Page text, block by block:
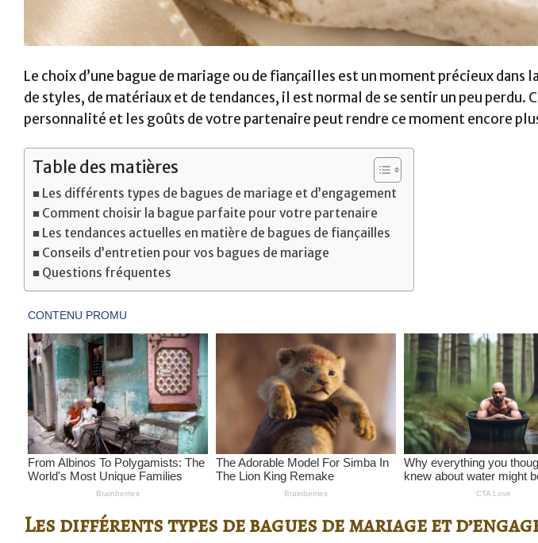
Le choix d’une bague de mariage ou de fiançailles est un moment précieux dans
de styles, de matériaux et de tendances, il est normal de se sentir un peu perdu.
personnalité et les goûts de votre partenaire peut rendre ce moment encore
Table des matières
Les différents types de bagues de mariage et d’engagement
Comment choisir la bague parfaite pour votre partenaire
Les tendances actuelles en matière de bagues de fiançailles
Conseils d’entretien pour vos bagues de mariage
Questions fréquentes
Les différents types de bagues de mariage et